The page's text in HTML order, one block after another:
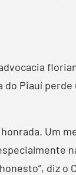
Piauí perde
Um
diz o